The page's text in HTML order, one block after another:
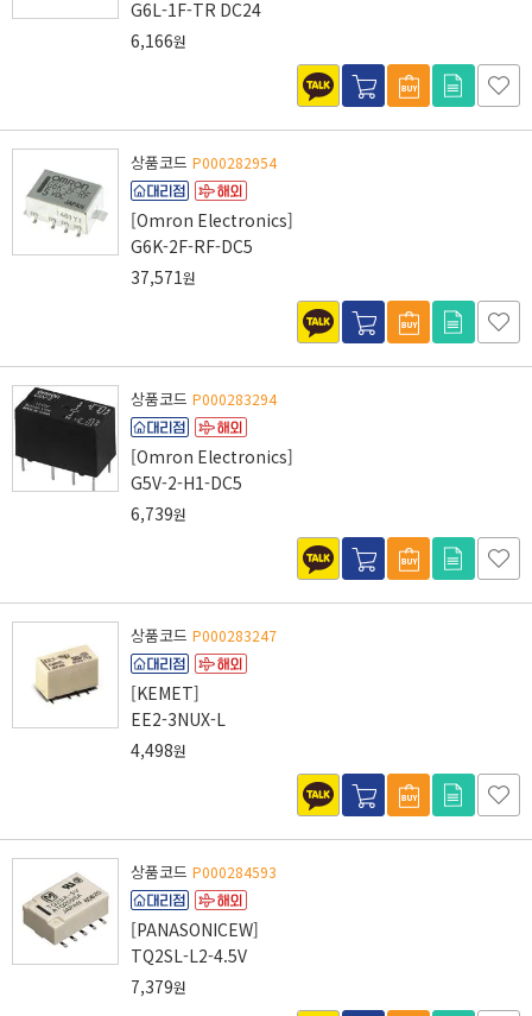
G6L-1F-TR DC24
6,166원
상품코드 P000282954
[Omron Electronics]
G6K-2F-RF-DC5
37,571원
상품코드 P000283294
[Omron Electronics]
G5V-2-H1-DC5
6,739원
상품코드 P000283247
[KEMET]
EE2-3NUX-L
4,498원
상품코드 P000284593
[PANASONICEW]
TQ2SL-L2-4.5V
7,379원